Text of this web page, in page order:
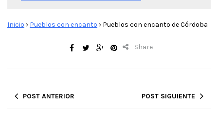
Inicio › Pueblos con encanto › Pueblos con encanto de Córdoba
Share
POST ANTERIOR POST SIGUIENTE